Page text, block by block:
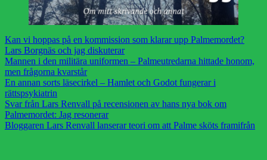
Kan vi hoppas på en kommission som klarar upp Palmemordet?
Lars Borgnäs och jag diskuterar
Mannen i den militära uniformen – Palmeutredarna hittade honom,
men frågorna kvarstår
En annan sorts läsecirkel – Hamlet och Godot fungerar i
rättspsykiatrin
Svar från Lars Renvall på recensionen av hans nya bok om
Palmemordet: Jag resonerar
Bloggaren Lars Renvall lanserar teori om att Palme sköts framifrån